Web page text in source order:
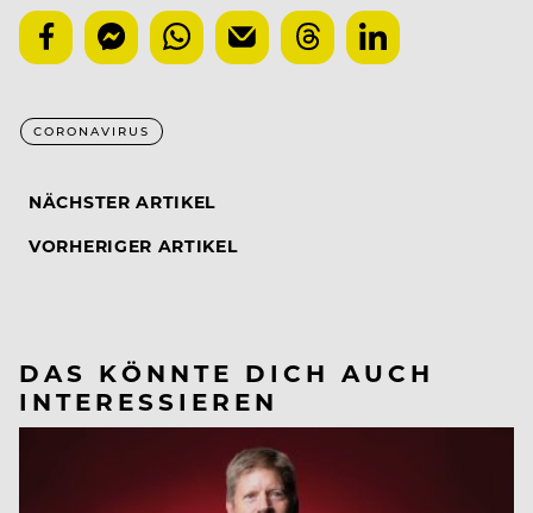
CORONAVIRUS
NÄCHSTER ARTIKEL
VORHERIGER ARTIKEL
DAS KÖNNTE DICH AUCH
INTERESSIEREN